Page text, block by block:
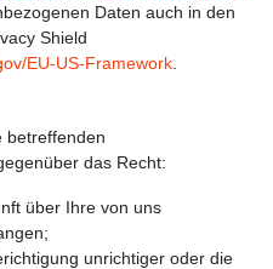
Daten auch in den
Shield
EU-US-Framework
betreffenden
das Recht:
über Ihre von uns
unrichtiger oder die